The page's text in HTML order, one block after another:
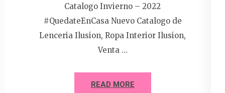
Catalogo Invierno – 2022
#QuedateEnCasa Nuevo Catalogo de
Lenceria Ilusion, Ropa Interior Ilusion,
Venta …
READ MORE